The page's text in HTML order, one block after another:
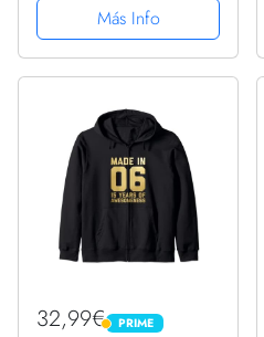
Sudadera con Capucha
Más Info
32,99€ PRIME
PRIME